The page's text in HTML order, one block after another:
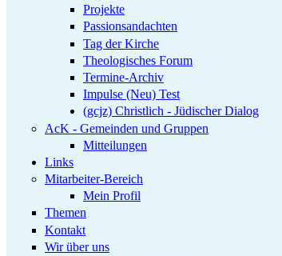
Projekte
Passionsandachten
Tag der Kirche
Theologisches Forum
Termine-Archiv
Impulse (Neu) Test
(gcjz) Christlich - Jüdischer Dialog
AcK - Gemeinden und Gruppen
Mitteilungen
Links
Mitarbeiter-Bereich
Mein Profil
Themen
Kontakt
Wir über uns